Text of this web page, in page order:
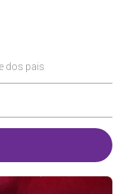
dos pais